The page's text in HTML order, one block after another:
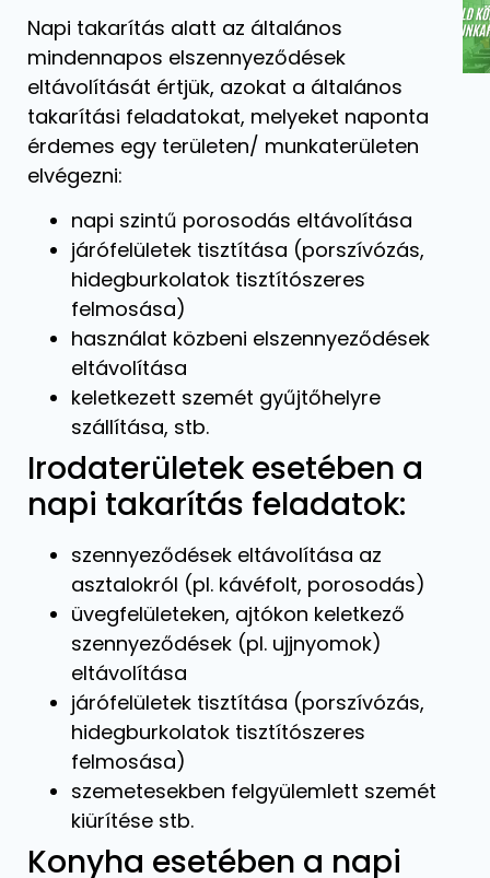
Napi takarítás alatt az általános
mindennapos elszennyeződések
eltávolítását értjük, azokat a általános
takarítási feladatokat, melyeket naponta
érdemes egy területen/ munkaterületen
elvégezni:
napi szintű porosodás eltávolítása
járófelületek tisztítása (porszívózás,
hidegburkolatok tisztítószeres
felmosása)
használat közbeni elszennyeződések
eltávolítása
keletkezett szemét gyűjtőhelyre
szállítása, stb.
Irodaterületek esetében a
napi takarítás feladatok:
szennyeződések eltávolítása az
asztalokról (pl. kávéfolt, porosodás)
üvegfelületeken, ajtókon keletkező
szennyeződések (pl. ujjnyomok)
eltávolítása
járófelületek tisztítása (porszívózás,
hidegburkolatok tisztítószeres
felmosása)
szemetesekben felgyülemlett szemét
kiürítése stb.
Konyha esetében a napi